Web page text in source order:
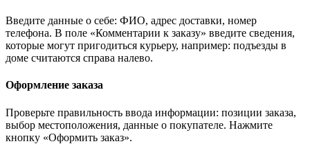
Введите данные о себе: ФИО, адрес доставки, номер
телефона. В поле «Комментарии к заказу» введите сведения,
которые могут пригодиться курьеру, например: подъезды в
доме считаются справа налево.
Оформление заказа
Проверьте правильность ввода информации: позиции заказа,
выбор местоположения, данные о покупателе. Нажмите
кнопку «Оформить заказ».